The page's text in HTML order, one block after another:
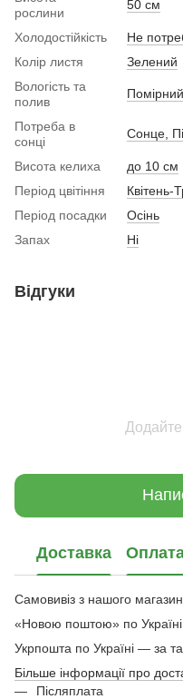
рослини
50 см
Холодостійкість
Не
Колір листя
Зелений
Вологість та
полив
Помірний
Потреба в
сонці
Сонце,
Висота келиха
до 10 см
Період цвітіння
Квітень-
Період посадки
Осінь
Запах
Ні
Відгуки
Доставка
Самовивіз з нашого
«Новою поштою» по
Укрпошта по Україні — за
Більше інформації про
Післяплата